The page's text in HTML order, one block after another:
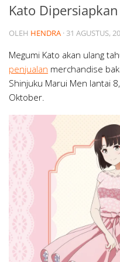
Kato Dipersiapkan
OLEH HENDRA · 31 AGUSTUS,
Megumi Kato akan ulang
penjualan merchandise
Shinjuku Marui Men lantai
Oktober.